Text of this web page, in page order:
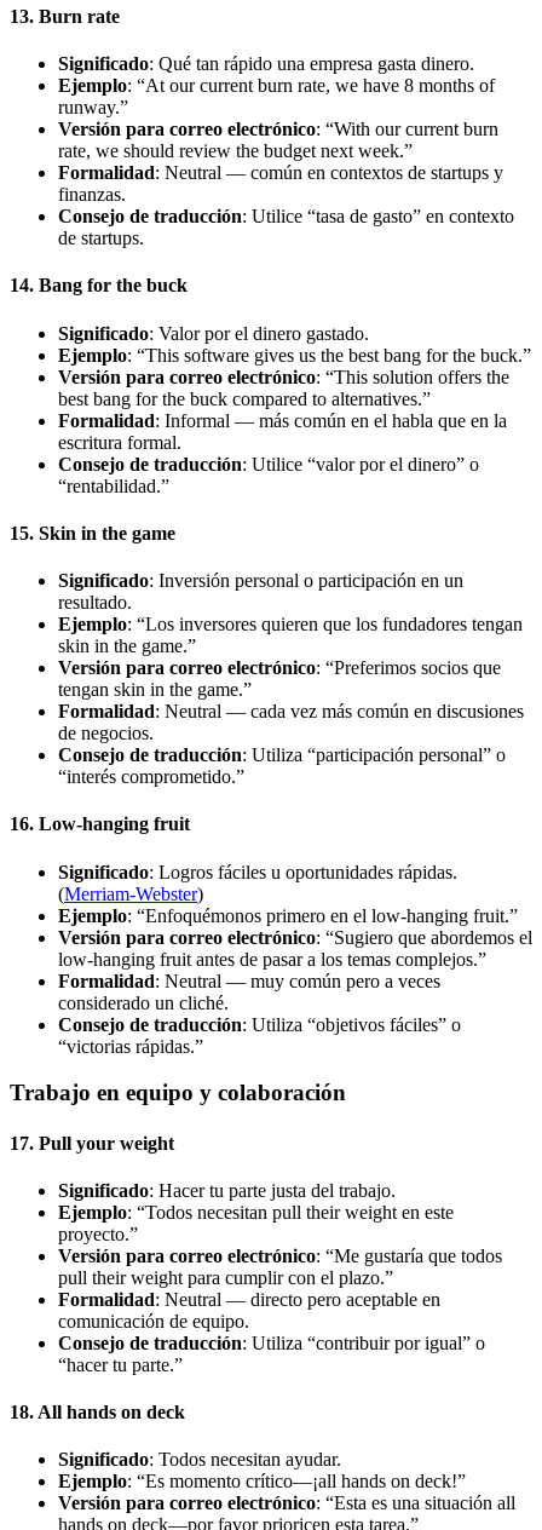
13. Burn rate
Significado: Qué tan rápido una empresa gasta dinero.
Ejemplo: “At our current burn rate, we have 8 months of
runway.”
Versión para correo electrónico: “With our current burn
rate, we should review the budget next week.”
Formalidad: Neutral — común en contextos de startups y
finanzas.
Consejo de traducción: Utilice “tasa de gasto” en contexto
de startups.
14. Bang for the buck
Significado: Valor por el dinero gastado.
Ejemplo: “This software gives us the best bang for the buck.”
Versión para correo electrónico: “This solution offers the
best bang for the buck compared to alternatives.”
Formalidad: Informal — más común en el habla que en la
escritura formal.
Consejo de traducción: Utilice “valor por el dinero” o
“rentabilidad.”
15. Skin in the game
Significado: Inversión personal o participación en un
resultado.
Ejemplo: “Los inversores quieren que los fundadores tengan
skin in the game.”
Versión para correo electrónico: “Preferimos socios que
tengan skin in the game.”
Formalidad: Neutral — cada vez más común en discusiones
de negocios.
Consejo de traducción: Utiliza “participación personal” o
“interés comprometido.”
16. Low-hanging fruit
Significado: Logros fáciles u oportunidades rápidas.
(Merriam-Webster)
Ejemplo: “Enfoquémonos primero en el low-hanging fruit.”
Versión para correo electrónico: “Sugiero que abordemos el
low-hanging fruit antes de pasar a los temas complejos.”
Formalidad: Neutral — muy común pero a veces
considerado un cliché.
Consejo de traducción: Utiliza “objetivos fáciles” o
“victorias rápidas.”
Trabajo en equipo y colaboración
17. Pull your weight
Significado: Hacer tu parte justa del trabajo.
Ejemplo: “Todos necesitan pull their weight en este
proyecto.”
Versión para correo electrónico: “Me gustaría que todos
pull their weight para cumplir con el plazo.”
Formalidad: Neutral — directo pero aceptable en
comunicación de equipo.
Consejo de traducción: Utiliza “contribuir por igual” o
“hacer tu parte.”
18. All hands on deck
Significado: Todos necesitan ayudar.
Ejemplo: “Es momento crítico—¡all hands on deck!”
Versión para correo electrónico: “Esta es una situación all
hands on deck—por favor prioricen esta tarea.”